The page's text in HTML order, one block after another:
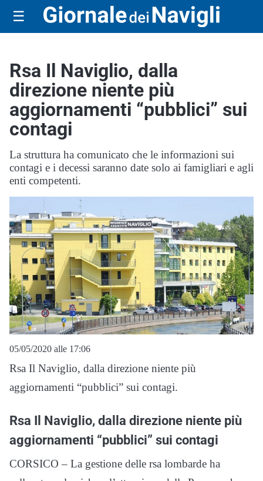
☰
Rsa Il Naviglio, dalla
direzione niente più
aggiornamenti “pubblici” sui
contagi
La struttura ha comunicato che le informazioni sui
contagi e i decessi saranno date solo ai famigliari e agli
enti competenti.
05/05/2020 alle 17:06
Rsa Il Naviglio, dalla direzione niente più
aggiornamenti “pubblici” sui contagi.
Rsa Il Naviglio, dalla direzione niente più
aggiornamenti “pubblici” sui contagi
CORSICO – La gestione delle rsa lombarde ha